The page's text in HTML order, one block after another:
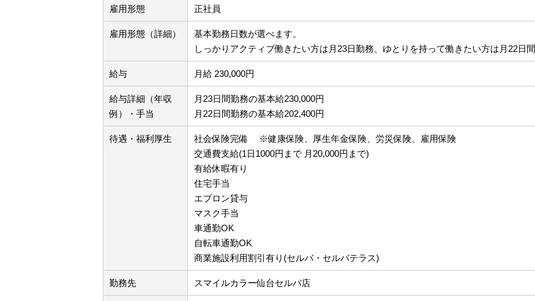
雇用形態 正社員
雇用形態（詳細）
基本勤務日数が選べます。
しっかりアクティブ働きたい方は月23日勤務、ゆとりを持って働きたい方は月22日間
給与 月給 230,000円
給与詳細（年収
例）・手当
月23日間勤務の基本給230,000円
月22日間勤務の基本給202,400円
待遇・福利厚生
社会保険完備 ※健康保険、厚生年金保険、労災保険、雇用保険
交通費支給(1日1000円まで 月20,000円まで)
有給休暇有り
住宅手当
エプロン貸与
マスク手当
車通勤OK
自転車通勤OK
商業施設利用割引有り(セルバ・セルバテラス)
勤務先 スマイルカラー仙台セルバ店